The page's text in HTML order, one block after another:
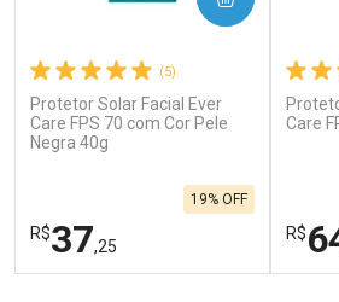
(5)
Protetor Solar Facial Ever
Care FPS 70 com Cor Pele
Negra 40g
R$37,25
19% OFF
Care
R$